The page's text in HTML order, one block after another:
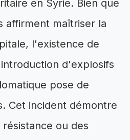
en Syrie. Bien que
affirment maîtriser la
l'existence de
d'explosifs
pose de
Cet incident démontre
ou des